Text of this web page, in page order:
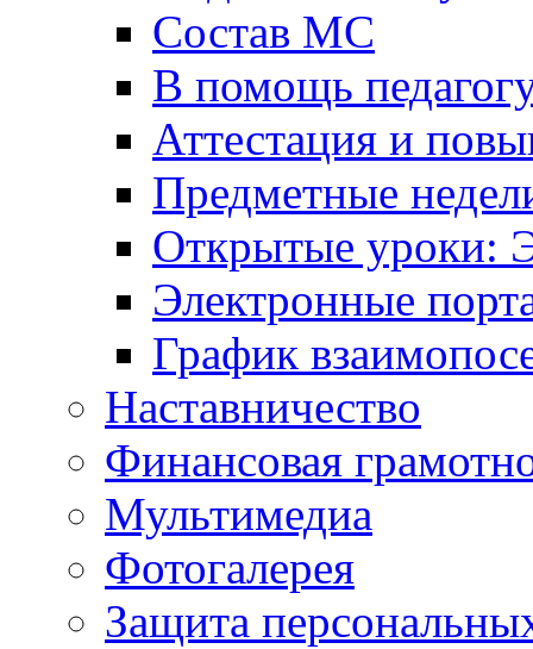
Состав МС
В помощь
Аттестация и
Предметные
Открытые уроки:
Электронные
График
Наставничество
Финансовая
Мультимедиа
Фотогалерея
Защита